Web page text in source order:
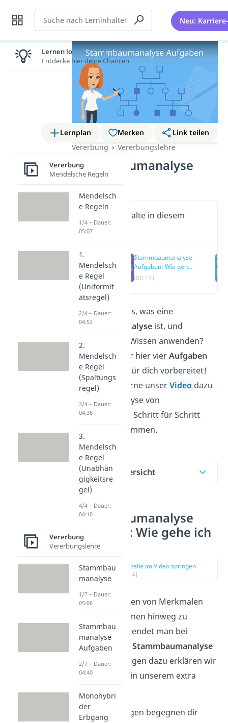
Suche Neu:
Lernplan Merken
Link teilen
Vererbung
Vererbungslehre
Stammbaumanalyse
Aufgaben
Wichtige Inhalte in diesem
Video
Stammbaumanalyse
Aufgaben: Wie gehe
ich vor?
(00:14)
Du weißt bereits, was eine
Stammbaumanalyse ist, und
möchtest dein Wissen anwenden?
Dann haben wir hier vierAufgaben
mit Lösungen
für dich vorbereitet!
Schau auch gerne unserVideo dazu
an, um die Analyse von
Stammbäumen Schritt für Schritt
erklärt zu bekommen.
Inhaltsübersicht
Stammbaumanalyse
Aufgaben: Wie gehe ich
vor?
zur Stelle im Video springen
(00:14)
Um das Auftreten von Merkmalen
über Generationen hinweg zu
untersuchen, wendet man bei
Menschen eineStammbaumanalyse
an. Die Grundlagen dazu erklären wir
dir ausführlich in unserem extra
Beitrag
!
Auch in Prüfungen begegnen dir
Lernen lohnt sich!
Entdecke hier deine Chancen.
Vererbung
Mendelsche Regeln
Mendelsch
e Regeln
1/4 – Dauer:
05:07
1.
Mendelsch
e Regel
(Uniformit
ätsregel)
2/4 – Dauer:
04:53
2.
Mendelsch
e Regel
(Spaltungs
regel)
3/4 – Dauer:
04:36
3.
Mendelsch
e Regel
(Unabhän
gigkeitsre
gel)
4/4 – Dauer:
04:10
Vererbung
Vererbungslehre
Stammbau
manalyse
1/7 – Dauer:
05:06
Stammbau
manalyse
Aufgaben
2/7 – Dauer:
04:40
Monohybri
der
Erbgang